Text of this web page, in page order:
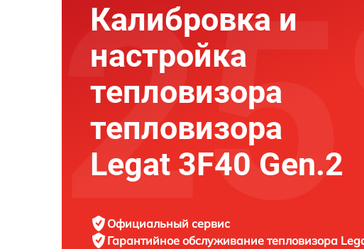
Калибровка и
настройка
тепловизора
тепловизора
Legat 3F40 Gen.2
Официальный сервис
Гарантийное обслуживание тепловизора